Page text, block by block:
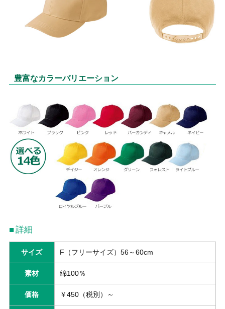
豊富なカラーバリエーション
詳細
サイズ F（フリーサイズ）56～60cm
素材 綿100％
価格 ￥450（税別）～